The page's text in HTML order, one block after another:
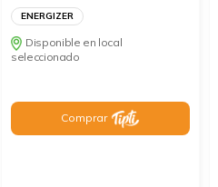
ENERGIZER
Disponible en local
seleccionado
Comprar